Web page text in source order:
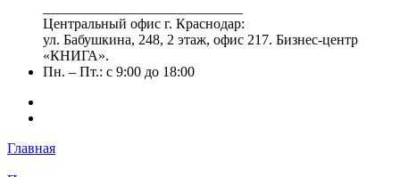
Центральный офис г. Краснодар:
ул. Бабушкина, 248, 2 этаж, офис 217. Бизнес-центр
«КНИГА».
Пн. – Пт.: с 9:00 до 18:00
Главная